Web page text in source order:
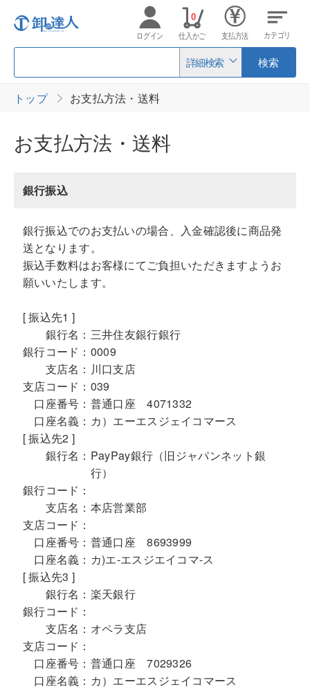
詳細検索 検索
ログイン 仕入かご
0
支払方法 カテゴリ
トップ お支払方法・送料
お支払方法・送料
銀行振込
銀行振込でのお支払いの場合、入金確認後に商品発
送となります。
振込手数料はお客様にてご負担いただきますようお
願いいたします。
[ 振込先1 ]
銀行名： 三井住友銀行銀行
銀行コード： 0009
支店名： 川口支店
支店コード： 039
口座番号： 普通口座 4071332
口座名義： カ）エーエスジェイコマース
[ 振込先2 ]
銀行名： PayPay銀行（旧ジャパンネット銀
行）
銀行コード：
支店名： 本店営業部
支店コード：
口座番号： 普通口座 8693999
口座名義： カ)エ-エスジエイコマ-ス
[ 振込先3 ]
銀行名： 楽天銀行
銀行コード：
支店名： オペラ支店
支店コード：
口座番号： 普通口座 7029326
口座名義： カ）エーエスジェイコマース